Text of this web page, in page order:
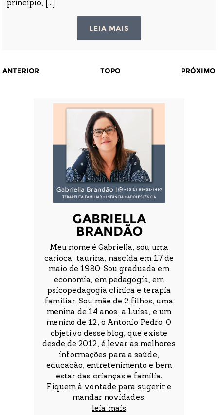
princípio, [...]
LEIA MAIS
ANTERIOR TOPO PRÓXIMO
GABRIELLA
BRANDÃO
Meu nome é Gabriella, sou uma
carioca, taurina, nascida em 17 de
maio de 1980. Sou graduada em
economia, em pedagogia, em
psicopedagogia clínica e terapia
familiar. Sou mãe de 2 filhos, uma
menina de 14 anos, a Luisa, e um
menino de 12, o Antonio Pedro. O
objetivo desse blog, que existe
desde de 2012, é levar as melhores
informações para a saúde,
educação, entretenimento e bem
estar das crianças e família.
Fiquem à vontade para sugerir e
mandar novidades.
leia mais